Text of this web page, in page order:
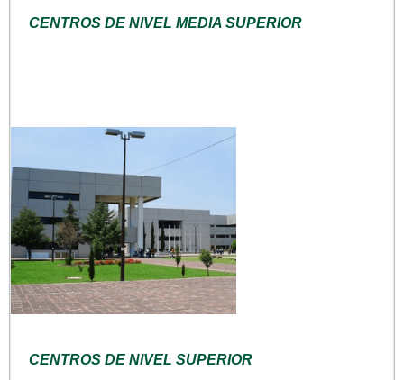
CENTROS DE NIVEL MEDIA SUPERIOR
CENTROS DE NIVEL SUPERIOR